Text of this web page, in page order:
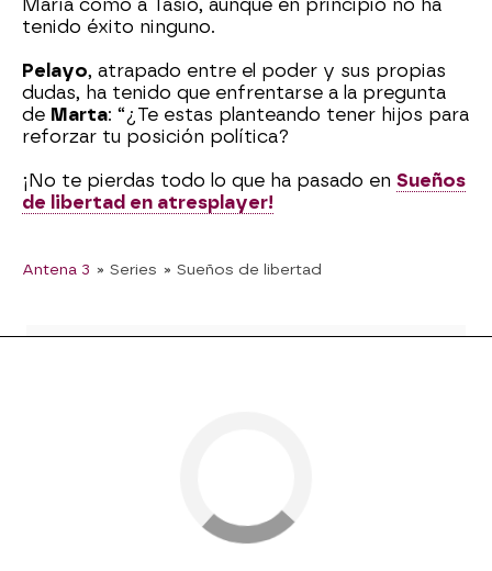
María como a Tasio, aunque en principio no ha
tenido éxito ninguno.
Pelayo, atrapado entre el poder y sus propias
dudas, ha tenido que enfrentarse a la pregunta
de Marta: “¿Te estas planteando tener hijos para
reforzar tu posición política?
¡No te pierdas todo lo que ha pasado en Sueños
de libertad en atresplayer!
Antena 3 » Series » Sueños de libertad